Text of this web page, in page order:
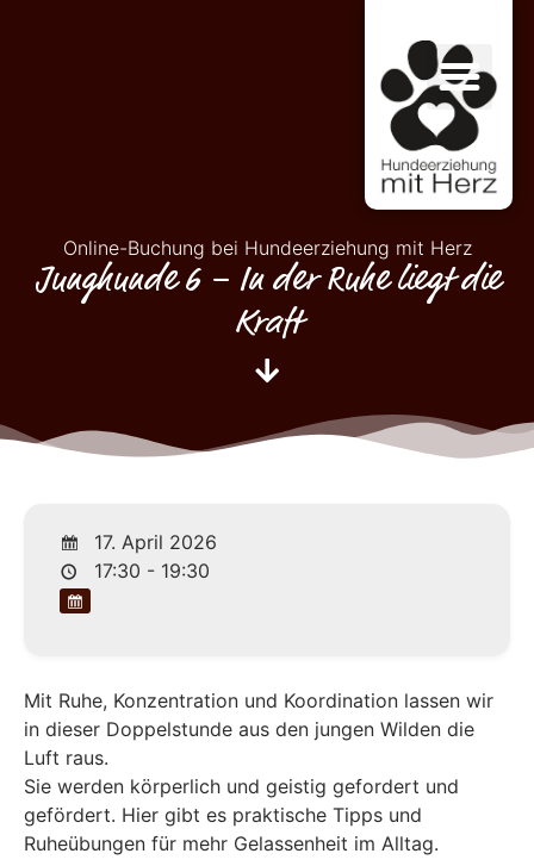
Online-Buchung bei Hundeerziehung mit Herz
Junghunde 6 – In der Ruhe liegt die
Kraft
17. April 2026
17:30 - 19:30
Mit Ruhe, Konzentration und Koordination lassen wir
in dieser Doppelstunde aus den jungen Wilden die
Luft raus.
Sie werden körperlich und geistig gefordert und
gefördert. Hier gibt es praktische Tipps und
Ruheübungen für mehr Gelassenheit im Alltag.